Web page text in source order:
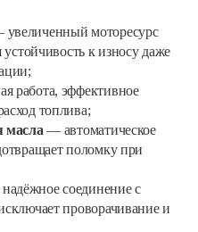
моторесурс
к износу даже
работа, эффективное
топлива;
масла — автоматическое
поломку при
соединение с
проворачивание и